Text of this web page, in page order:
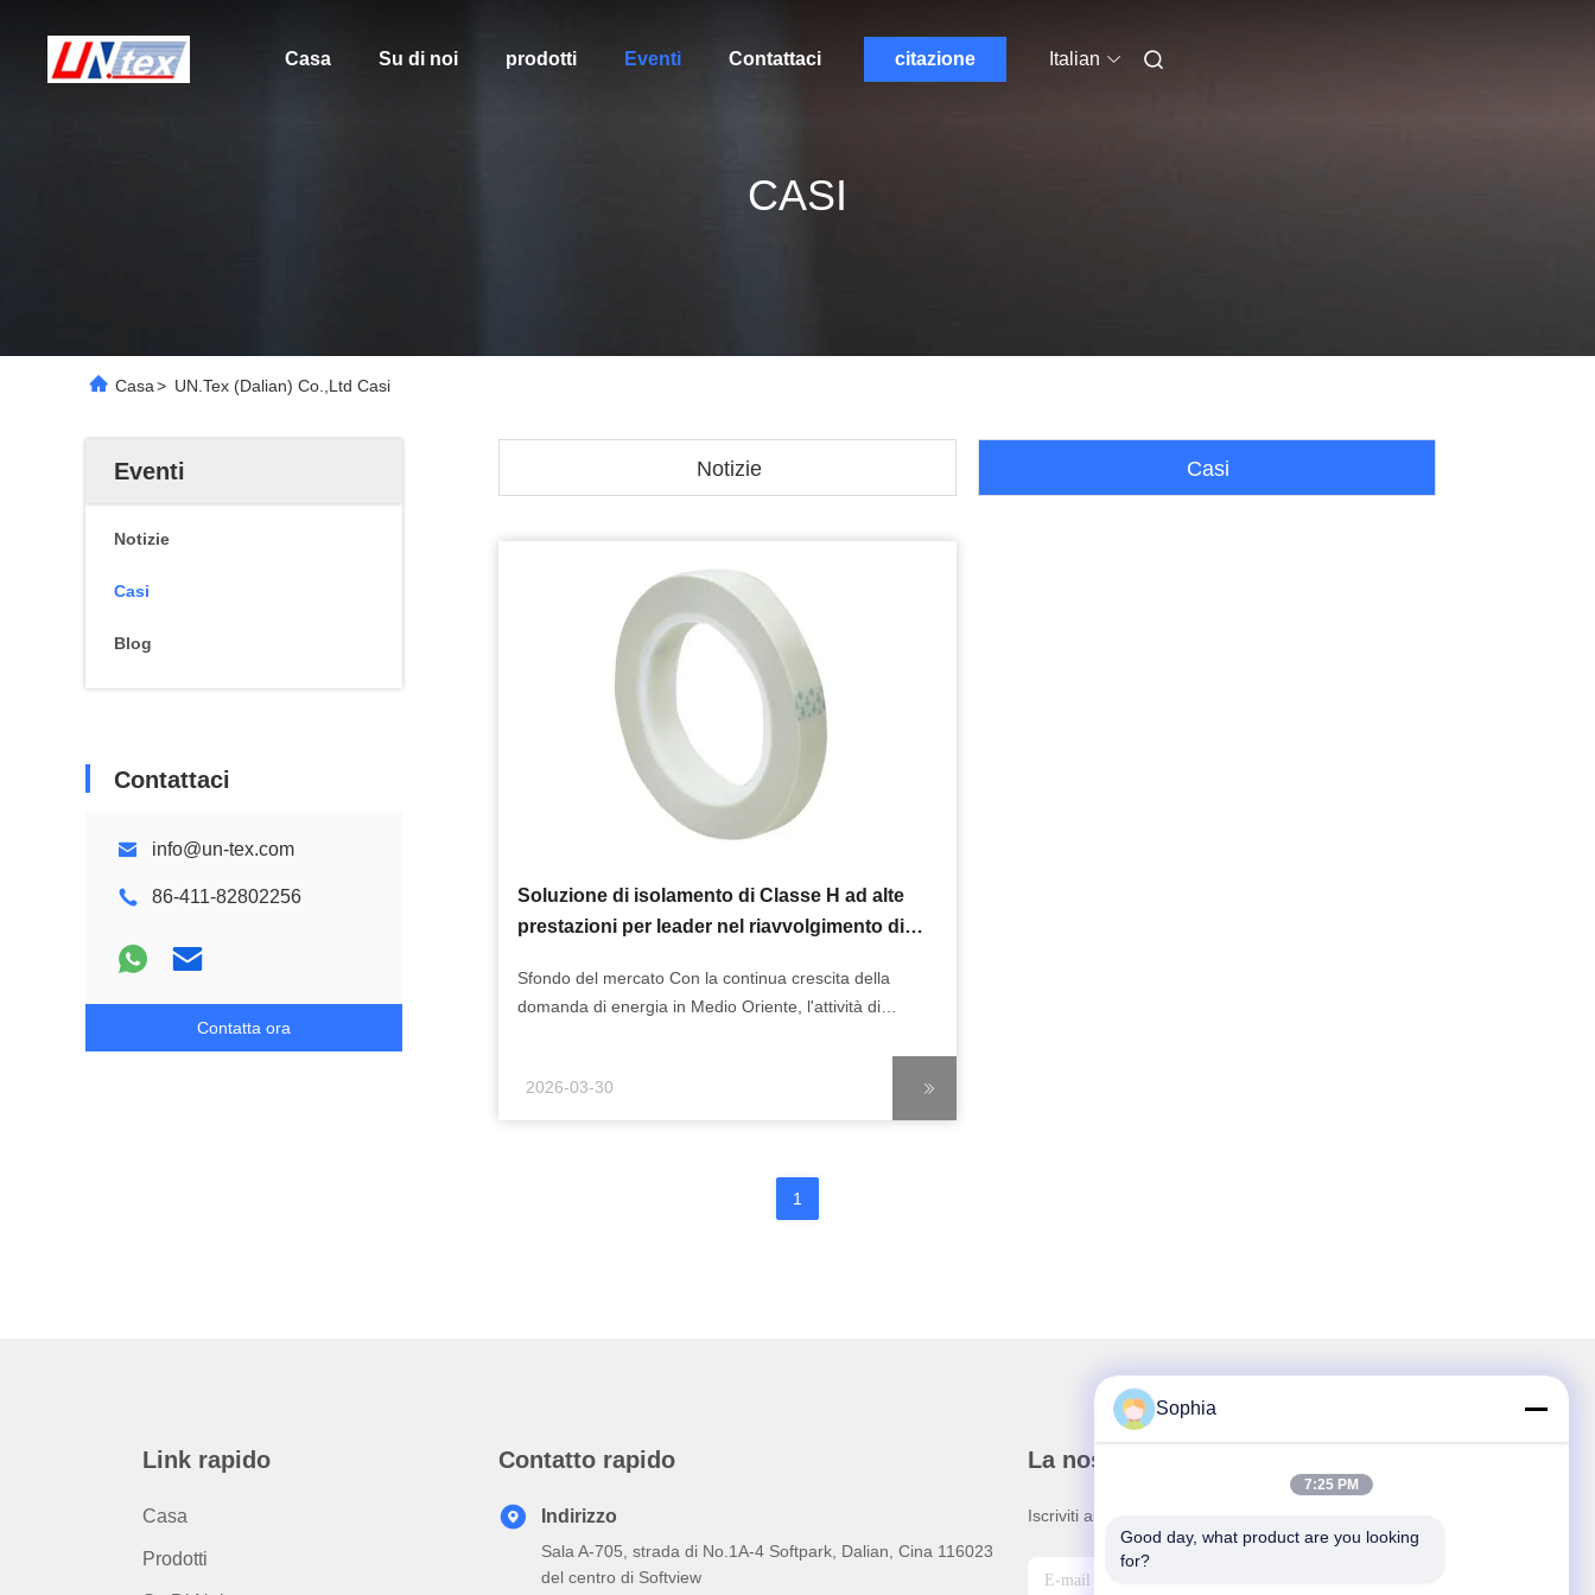
Casa Su di noi prodotti Eventi Contattaci citazione Italian
CASI
Casa> UN.Tex (Dalian) Co.,Ltd Casi
Eventi
Notizie
Casi
Blog
Contattaci
info@un-tex.com
86-411-82802256
Contatta ora
Notizie Casi
Soluzione di isolamento di Classe H ad alte
prestazioni per leader nel riavvolgimento di
Sfondo del mercato Con la continua crescita della
domanda di energia in Medio Oriente, l'attività di
standard rigorosi sulla resistenza alle temperature e
2026-03-30
1
Link rapido
Casa
Prodotti
Contatto rapido
Indirizzo
Sala A-705, strada di No.1A-4 Softpark, Dalian, Cina 116023
del centro di Softview
La nostra newsletter
Iscriviti alla nostra newsletter per sconti e altro ancora.
Sophia
7:25 PM
Good day, what product are you looking
for?